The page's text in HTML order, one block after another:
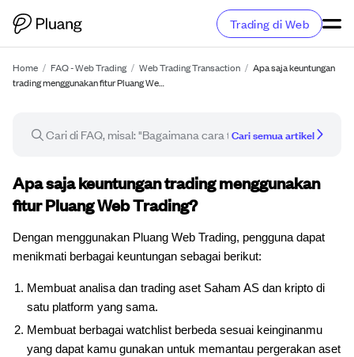
Trading di Web
Home / FAQ - Web Trading / Web Trading Transaction / Apa saja keuntungan
trading menggunakan fitur Pluang We…
Cari semua artikel
Artikel FAQ
Apa saja keuntungan trading menggunakan
fitur Pluang Web Trading?
Dengan menggunakan Pluang Web Trading, pengguna dapat
menikmati berbagai keuntungan sebagai berikut:
Membuat analisa dan trading aset Saham AS dan kripto di
satu platform yang sama.
Membuat berbagai watchlist berbeda sesuai keinginanmu
yang dapat kamu gunakan untuk memantau pergerakan aset